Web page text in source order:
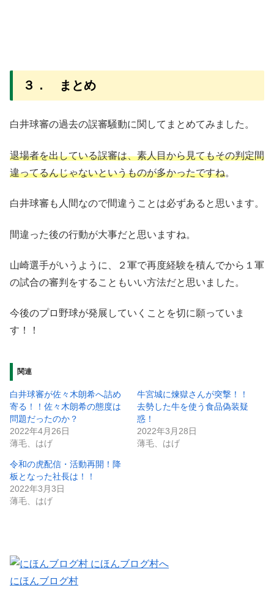
３． まとめ
白井球審の過去の誤審騒動に関してまとめてみました。
退場者を出している誤審は、素人目から見てもその判定間
違ってるんじゃないというものが多かったですね。
白井球審も人間なので間違うことは必ずあると思います。
間違った後の行動が大事だと思いますね。
山崎選手がいうように、２軍で再度経験を積んでから１軍
の試合の審判をすることもいい方法だと思いました。
今後のプロ野球が発展していくことを切に願っていま
す！！
関連
白井球審が佐々木朗希へ詰め
寄る！！佐々木朗希の態度は
問題だったのか？
2022年4月26日
薄毛、はげ
牛宮城に煉獄さんが突撃！！
去勢した牛を使う食品偽装疑
惑！
2022年3月28日
薄毛、はげ
令和の虎配信・活動再開！降
板となった社長は！！
2022年3月3日
薄毛、はげ
にほんブログ村